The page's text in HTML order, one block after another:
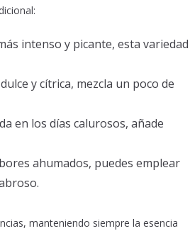
intenso y picante, esta variedad
y cítrica, mezcla un poco de
en los días calurosos, añade
ahumados, puedes emplear
manteniendo siempre la esencia